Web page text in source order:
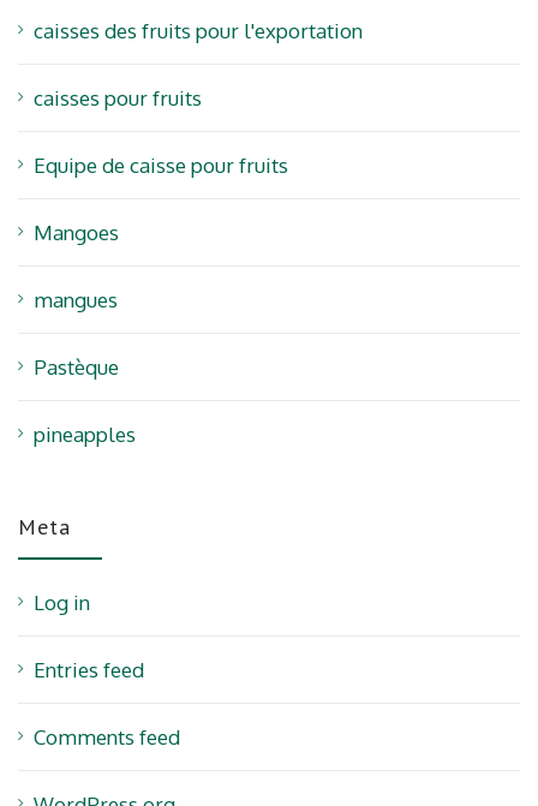
caisses des fruits pour l'exportation
caisses pour fruits
Equipe de caisse pour fruits
Mangoes
mangues
Pastèque
pineapples
Meta
Log in
Entries feed
Comments feed